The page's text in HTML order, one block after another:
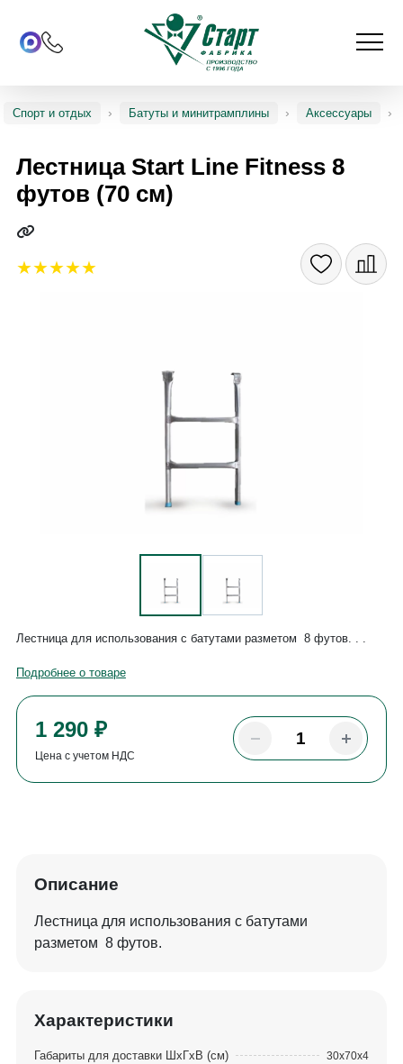
Спорт и отдых Батуты и минитрамплины Аксессуары
Лестница Start Line Fitness 8
футов (70 см)
1 290 ₽
Цена с учетом НДС
Лестница для использования с батутами разметом 8 футов. . .
Подробнее о товаре
Описание
Лестница для использования с батутами
разметом 8 футов.
Характеристики
Габариты для доставки ШхГхВ (см) 30х70х4